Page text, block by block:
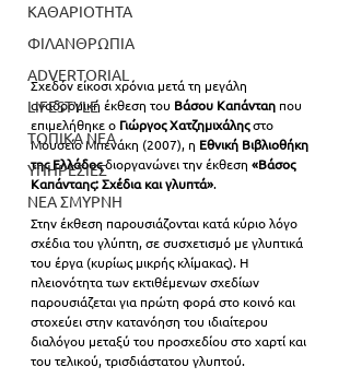
ΚΑΘΑΡΙΟΤΗΤΑ
ΦΙΛΑΝΘΡΩΠΙΑ
ADVERTORIAL
LIFESTYLE
ΤΟΠΙΚΑ ΝΕΑ
ΥΠΗΡΕΣΙΕΣ
ΝΕΑ ΣΜΥΡΝΗ
Σχεδόν είκοσι χρόνια μετά τη μεγάλη
αναδρομική έκθεση του Βάσου Καπάνταη που
επιμελήθηκε ο Γιώργος Χατζημιχάλης στο
Μουσείο Μπενάκη (2007), η Εθνική Βιβλιοθήκη
της Ελλάδος διοργανώνει την έκθεση «Βάσος
Καπάνταης: Σχέδια και γλυπτά».
Στην έκθεση παρουσιάζονται κατά κύριο λόγο
σχέδια του γλύπτη, σε συσχετισμό με γλυπτικά
του έργα (κυρίως μικρής κλίμακας). Η
πλειονότητα των εκτιθέμενων σχεδίων
παρουσιάζεται για πρώτη φορά στο κοινό και
στοχεύει στην κατανόηση του ιδιαίτερου
διαλόγου μεταξύ του προσχεδίου στο χαρτί και
του τελικού, τρισδιάστατου γλυπτού.